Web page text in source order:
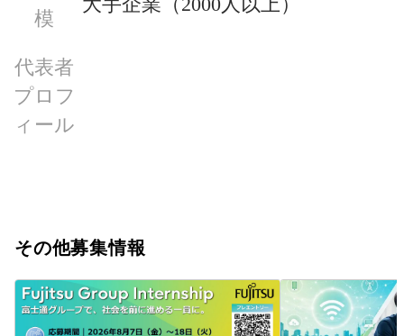
模
代表者
プロフ
ィール
その他募集情報